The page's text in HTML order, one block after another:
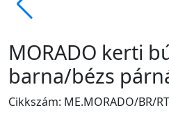
MORADO kerti
barna/bézs
Cikkszám: ME.MORADO/BR/